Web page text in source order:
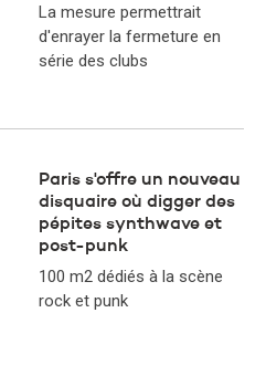
La mesure permettrait
d'enrayer la fermeture en
série des clubs
Paris s'offre un nouveau
disquaire où digger des
pépites synthwave et
post-punk
100 m2 dédiés à la scène
rock et punk